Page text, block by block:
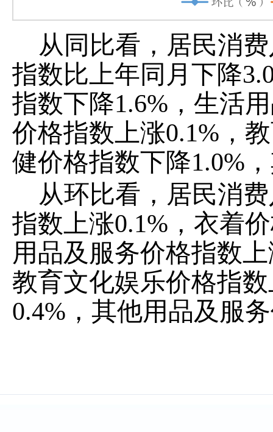
从同比看，居民消
指数比上年同月下降
指数下降1.6%，生活
价格指数上涨0.1%，
健价格指数下降1.0%
从环比看，居民消
指数上涨0.1%，衣着
用品及服务价格指数
教育文化娱乐价格指
0.4%，其他用品及服